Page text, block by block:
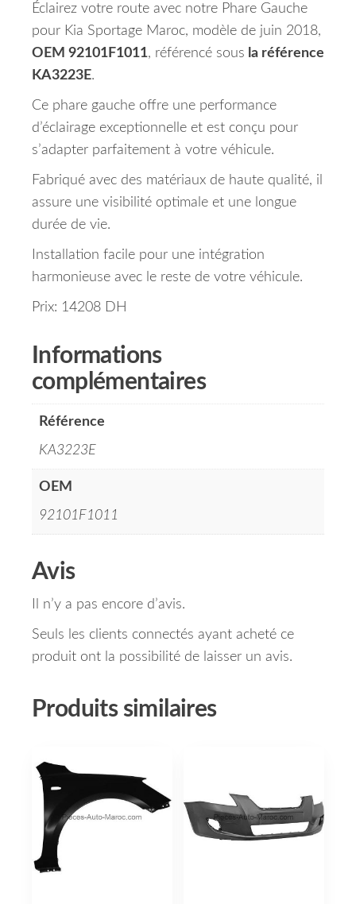
Éclairez votre route avec notre Phare Gauche
pour Kia Sportage Maroc, modèle de juin 2018,
OEM 92101F1011, référencé sous la référence
KA3223E.
Ce phare gauche offre une performance
d’éclairage exceptionnelle et est conçu pour
s’adapter parfaitement à votre véhicule.
Fabriqué avec des matériaux de haute qualité, il
assure une visibilité optimale et une longue
durée de vie.
Installation facile pour une intégration
harmonieuse avec le reste de votre véhicule.
Prix: 14208 DH
Informations
complémentaires
Référence
KA3223E
OEM
92101F1011
Avis
Il n’y a pas encore d’avis.
Seuls les clients connectés ayant acheté ce
produit ont la possibilité de laisser un avis.
Produits similaires